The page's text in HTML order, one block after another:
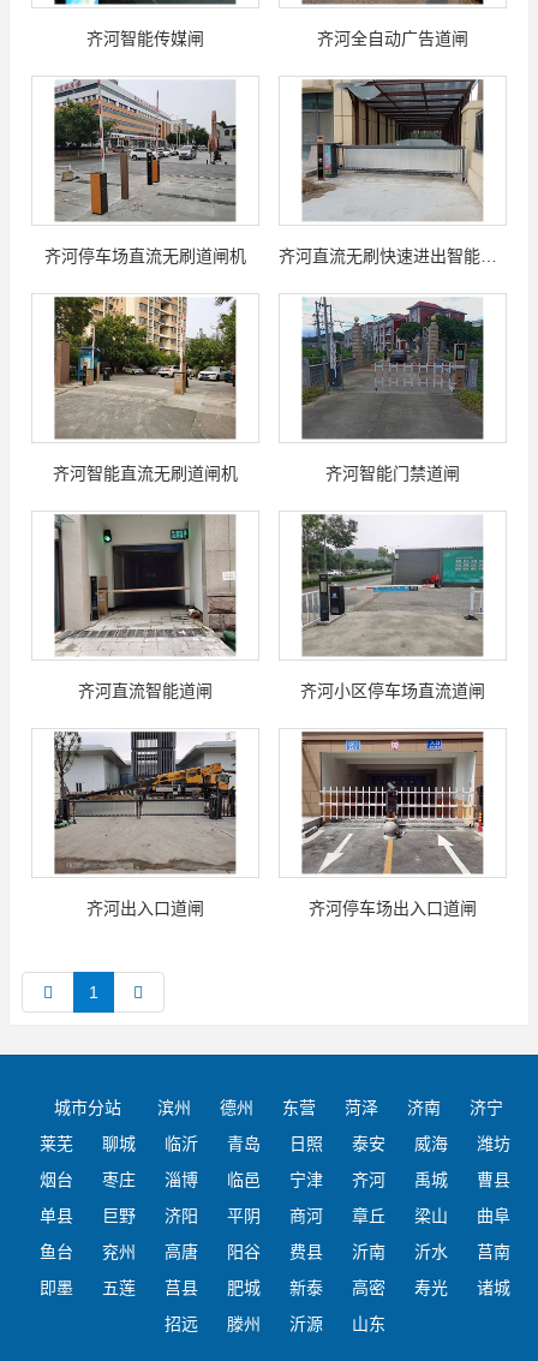
齐河智能传媒闸 齐河全自动广告道闸
齐河停车场直流无刷道闸机
齐河智能直流无刷道闸机 齐河智能门禁道闸
齐河直流智能道闸 齐河小区停车场直流道闸
齐河出入口道闸 齐河停车场出入口道闸
1
城市分站 滨州 德州 东营 菏泽 济南
济宁
莱芜
聊城 临沂 青岛 日照 泰安 威海
潍坊
烟台
枣庄 淄博 临邑 宁津 齐河 禹城
曹县
单县
巨野 济阳 平阴 商河 章丘 梁山
曲阜
鱼台
兖州 高唐 阳谷 费县 沂南 沂水
莒南
即墨
五莲 莒县 肥城 新泰 高密 寿光
诸城
招远
滕州 沂源 山东